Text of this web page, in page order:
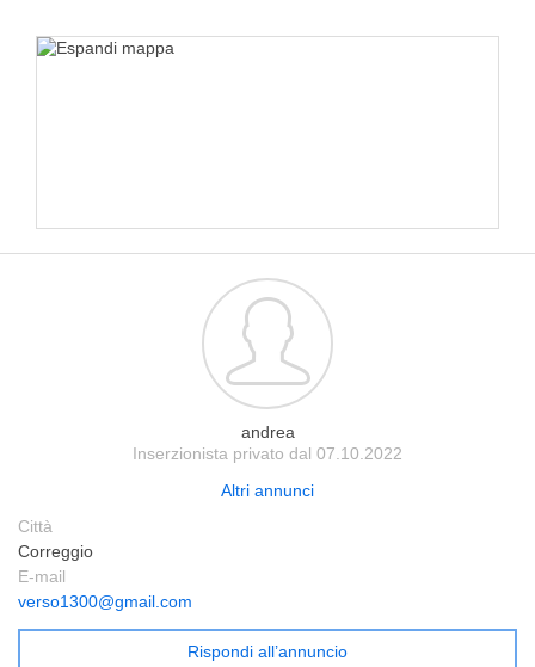
andrea
Inserzionista privato dal 07.10.2022
Altri annunci
Città
Correggio
E-mail
verso1300@gmail.com
Rispondi all’annuncio